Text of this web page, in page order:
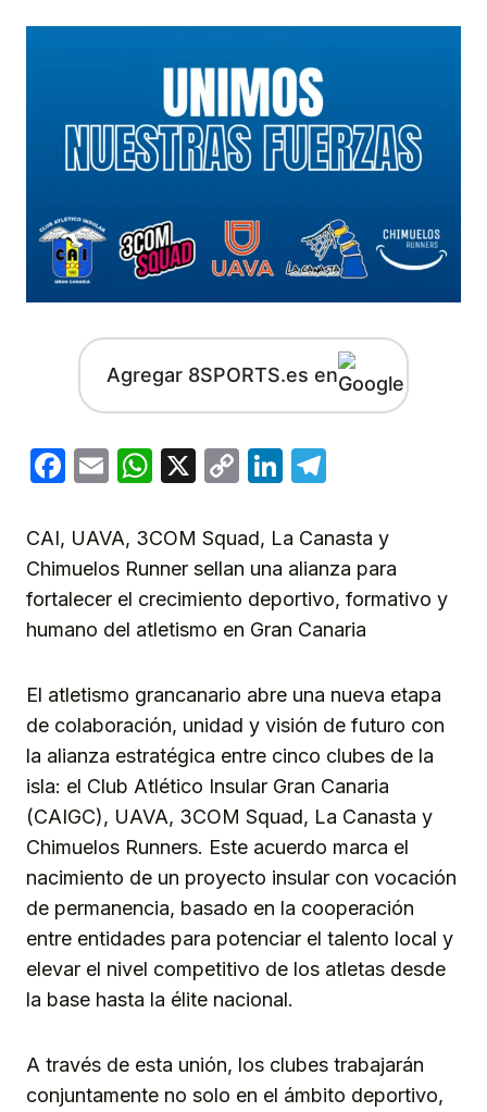
Agregar 8SPORTS.es en
Facebook
EmailWhatsApp
X
CopyLinkedIn
CAI, UAVA, 3COM Squad, La Canasta y
Chimuelos Runner sellan una alianza para
fortalecer el crecimiento deportivo, formativo y
humano del atletismo en Gran Canaria
El atletismo grancanario abre una nueva etapa
de colaboración, unidad y visión de futuro con
la alianza estratégica entre cinco clubes de la
isla: el Club Atlético Insular Gran Canaria
(CAIGC), UAVA, 3COM Squad, La Canasta y
Chimuelos Runners. Este acuerdo marca el
nacimiento de un proyecto insular con vocación
de permanencia, basado en la cooperación
entre entidades para potenciar el talento local y
elevar el nivel competitivo de los atletas desde
la base hasta la élite nacional.
A través de esta unión, los clubes trabajarán
conjuntamente no solo en el ámbito deportivo,